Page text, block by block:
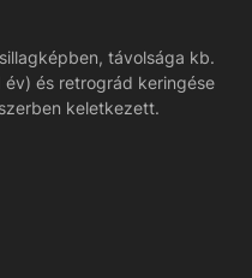
távolsága kb.
év) és retrográd keringése
keletkezett.